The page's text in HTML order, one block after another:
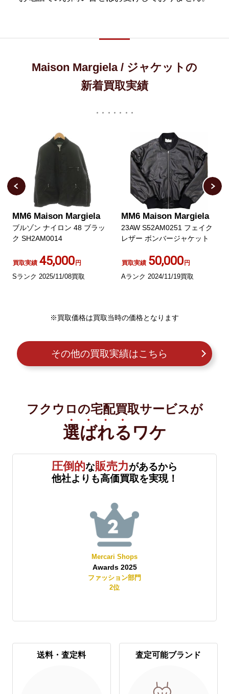
Maison Margiela / ジャケットの
新着買取実績
MM6 Maison Margiela
ブルゾン ナイロン 48 ブラッ
ク SH2AM0014
買取実績 45,000円
Sランク 2025/11/08買取
MM6 Maison Margiela
23AW S52AM0251 フェイク
レザー ボンバージャケット
買取実績 50,000円
Aランク 2024/11/19買取
※買取価格は買取当時の価格となります
その他の買取実績はこちら
フクウロの宅配買取サービスが
選ばれる ワケ
圧倒的な販売力があるから
他社よりも高価買取を実現！
Mercari Shops
Awards 2025
ファッション部門
2位
送料・査定料 査定可能ブランド